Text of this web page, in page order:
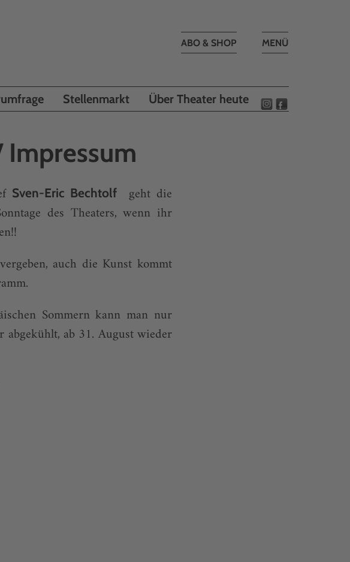
Toggle
MENÜ
ABO & SHOP
Stellenmarkt Über Theater heute
Impressum
Sven-Eric Bechtolfgeht die
des Theaters, wenn ihr
auch die Kunst kommt
Sommern kann man nur
ab 31. August wieder